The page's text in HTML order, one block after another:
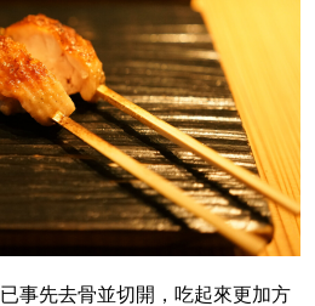
事先去骨並切開，吃起來更加方